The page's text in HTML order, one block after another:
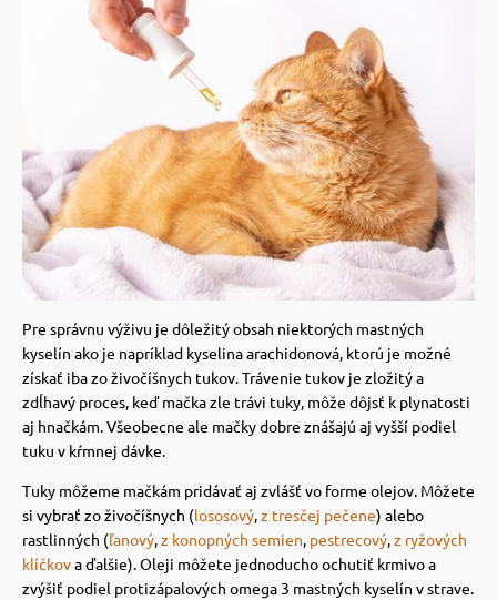
a ohlávky
psov
so psom
mačky
mačky
podložky
poukazy
Pre správnu výživu je dôležitý obsah niektorých mastných
kyselín ako je napríklad kyselina arachidonová, ktorú je možné
získať iba zo živočíšnych tukov.Trávenie tukov je zložitý a
zdĺhavý proces, keď mačka zle trávi tuky, môže dôjsť k plynatosti
aj hnačkám. Všeobecne ale mačky dobre znášajú aj vyšší podiel
tuku v kŕmnej dávke.
Tuky môžeme mačkám pridávať aj zvlášť vo forme olejov. Môžete
si vybrať zo živočíšnych (lososový,z tresčej pečene) alebo
rastlinných (ľanový,z konopných semien, pestrecový,z ryžových
klíčkova ďalšie).Oleji môžete jednoducho ochutiť krmivo a
zvýšiť podiel protizápalových omega 3 mastných kyselín v strave.